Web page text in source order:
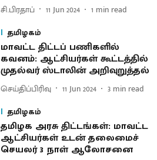
சி.பிரதாப் 11 Jun 2024 1 min read
தமிழகம்
மாவட்ட திட்டப் பணிகளில்
கவனம்: ஆட்சியர்கள் கூட்டத்தில்
முதல்வர் ஸ்டாலின் அறிவுறுத்தல்
செய்திப்பிரிவு 11 Jun 2024 3 min read
தமிழகம்
தமிழக அரசு திட்டங்கள்: மாவட்ட
ஆட்சியர்கள் உடன் தலைமைச்
செயலர் 3 நாள் ஆலோசனை